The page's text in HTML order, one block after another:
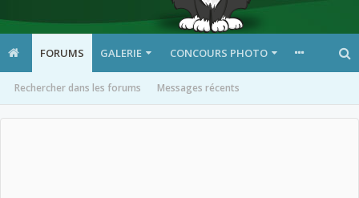
FORUMS
Rechercher dans les forums Messages récents
GALERIE CONCOURS PHOTO